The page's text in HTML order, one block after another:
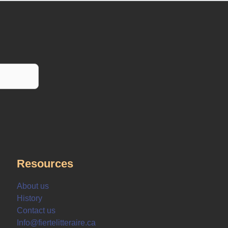
Resources
About us
History
Contact us
Info@fiertelitteraire.ca